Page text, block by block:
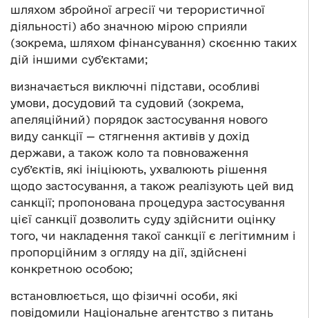
шляхом збройної агресії чи терористичної
діяльності) або значною мірою сприяли
(зокрема, шляхом фінансування) скоєнню таких
дій іншими суб’єктами;
визначається виключні підстави, особливі
умови, досудовий та судовий (зокрема,
апеляційний) порядок застосування нового
виду санкції — стягнення активів у дохід
держави, а також коло та повноваження
суб’єктів, які ініціюють, ухвалюють рішення
щодо застосування, а також реалізують цей вид
санкції; пропонована процедура застосування
цієї санкції дозволить суду здійснити оцінку
того, чи накладення такої санкції є легітимним і
пропорційним з огляду на дії, здійснені
конкретною особою;
встановлюється, що фізичні особи, які
повідомили Національне агентство з питань